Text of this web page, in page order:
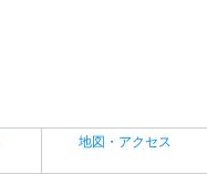
地図・アクセス